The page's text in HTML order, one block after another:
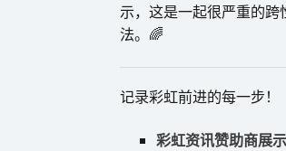
示，这是一起很严重的
法。🌈
记录彩虹前进的每一步！
彩虹资讯赞助商展